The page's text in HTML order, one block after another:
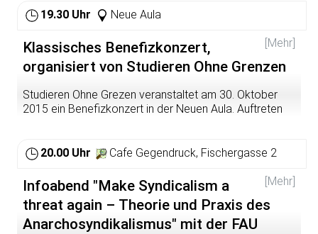
Spende in die ZEP einladen. Es wird wie immer in
gemütlicher Atmospähre zusammen gegessen und ein
schöner Abend verbracht. Kommt also zahlreich und
bringt eure Freund*innen mit.:)
Die ZEP findet ihr in der Zeppelinstr. 1 in Neuenheim.
Solidarische Grüße, Akut+C
19.30 Uhr Neue Aula
[Mehr]
Klassisches Benefizkonzert,
organisiert von Studieren Ohne Grenzen
Studieren Ohne Grezen veranstaltet am 30. Oktober
2015 ein Benefizkonzert in der Neuen Aula. Auftreten
Karten-Vorverkauf über das RNZ-Ticketbüro Heidelberg:
7 € ermäßigt für Studenten, 13 € regulär Abendkasse: 8
€ ermäßigt für Studenten, 15 € regulär
Einlass ab 19:30, Beginn 20:00
20.00 Uhr Cafe Gegendruck, Fischergasse 2
[Mehr]
Infoabend "Make Syndicalism a
threat again – Theorie und Praxis des
Anarchosyndikalismus" mit der FAU